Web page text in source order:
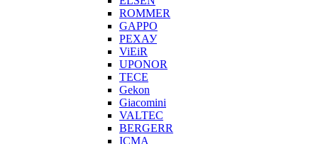
ROMMER
GAPPO
РЕХАУ
ViEiR
UPONOR
TECE
Gekon
Giacomini
VALTEC
BERGERR
ICMA